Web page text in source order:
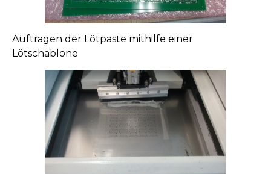
Auftragen der Lötpaste mithilfe einer
Lötschablone